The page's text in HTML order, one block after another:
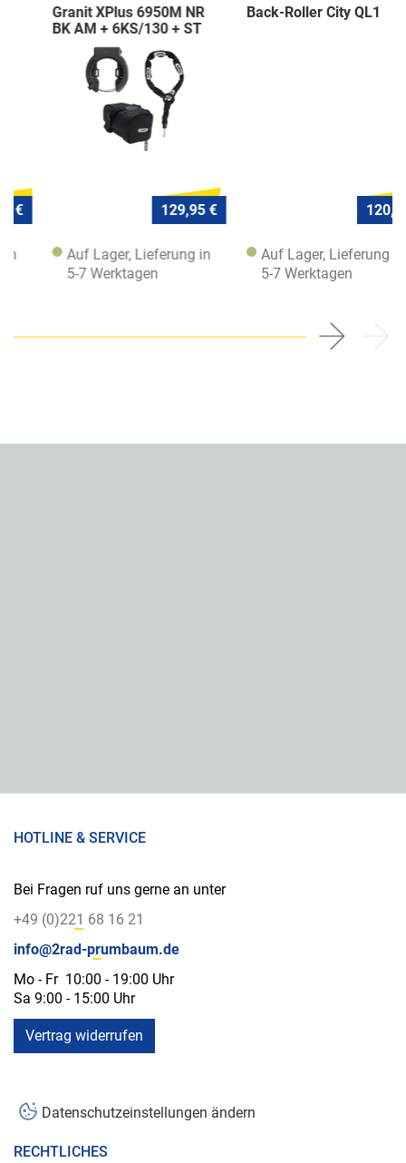
Granit XPlus 6950M NR
BK AM + 6KS/130 + ST
129,95 €
Auf Lager, Lieferung in
5-7 Werktagen
Back-Roller City QL1
120,- €
Auf Lager, Lieferung in
5-7 Werktagen
HOTLINE & SERVICE
Bei Fragen ruf uns gerne an unter
+49 (0)221 68 16 21
info@2rad-prumbaum.de
Mo - Fr 10:00 - 19:00 Uhr
Sa 9:00 - 15:00 Uhr
Vertrag widerrufen
Datenschutzeinstellungen ändern
RECHTLICHES